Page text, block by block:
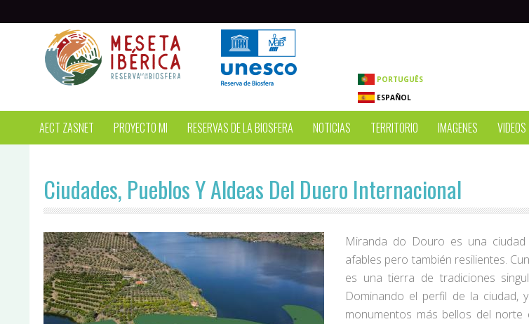
PORTUGUÊS
ESPAÑOL
AECT ZASNET PROYECTO MI RESERVAS DE LA BIOSFERA NOTICIAS TERRITORIO IMAGENES VIDEOS
Ciudades, Pueblos Y Aldeas Del Duero Internacional
Miranda do Douro es una
afables pero también resilientes.
es una tierra de tradiciones
Dominando el perfil de la
monumentos más bellos del norte